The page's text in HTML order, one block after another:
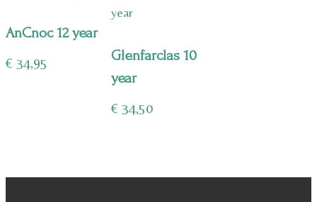
AnCnoc 12 year
€ 34,95
Glenfarclas 10
year
€ 34,50